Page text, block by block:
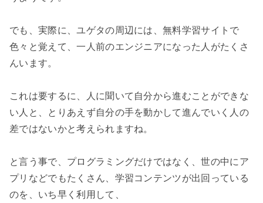
でも、実際に、ユゲタの周辺には、無料学習サイトで
色々と覚えて、一人前のエンジニアになった人がたくさ
んいます。
これは要するに、人に聞いて自分から進むことができな
い人と、とりあえず自分の手を動かして進んでいく人の
差ではないかと考えられますね。
と言う事で、プログラミングだけではなく、世の中にア
プリなどでもたくさん、学習コンテンツが出回っている
のを、いち早く利用して、